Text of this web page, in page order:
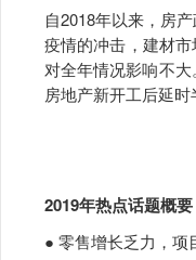
自2018年以来，房
疫情的冲击，建材
对全年情况影响不
房地产新开工后延
2019年热点话题概要
● 零售增长乏力，项